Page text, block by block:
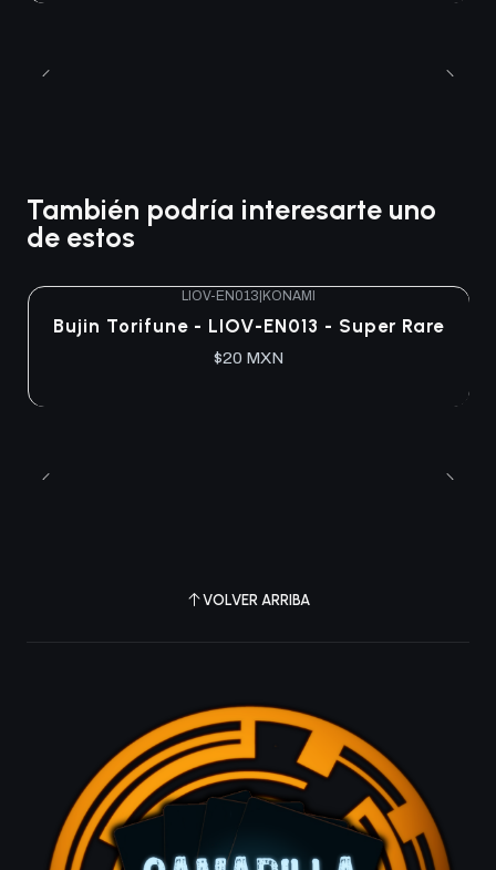
También podría interesarte uno
de estos
LIOV-EN013 KONAMI
Bujin Torifune - LIOV-EN013 - Super Rare
$20 MXN
VOLVER ARRIBA